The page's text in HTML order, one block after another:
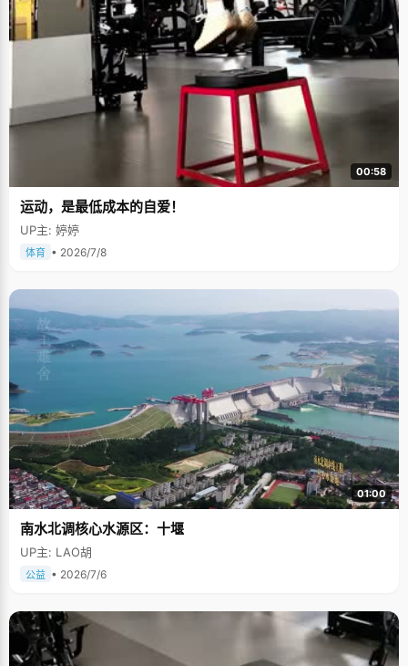
00:58
运动，是最低成本的自爱！
UP主: 婷婷
体育 • 2026/7/8
01:00
南水北调核心水源区：十堰
UP主: LAO胡
公益 • 2026/7/6